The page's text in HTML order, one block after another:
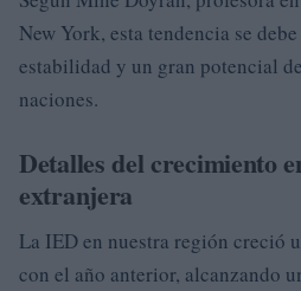
New York, esta tendencia se
estabilidad y un gran potencial
naciones.
Detalles del crecimiento
extranjera
La IED en nuestra región creció
con el año anterior, alcanzando